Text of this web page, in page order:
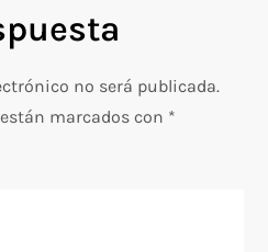
no será publicada.
marcados con *